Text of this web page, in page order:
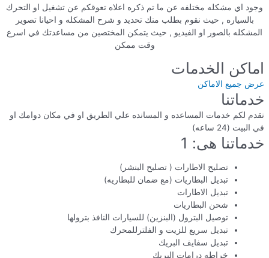
وجود اي مشكله مختلفه عن ما تم ذكره اعلاه تعوقكم عن تشغيل او التحرك
بالسياره , حيث نقوم بطلب منك تحديد و شرح المشكله و احيانا تصوير
المشكله بالصور او الفيديو , حيث يتمكن المختصين من مساعدتك في اسرع
وقت ممكن
اماكن الخدمات
عرض جميع الاماكن
خدماتنا
نقدم لكم خدمات المساعده و المسانده علي الطريق او في مكان دوامك او
في البيت (24 ساعه)
خدماتنا هى: 1
تصليح الاطارات ( تصليح البنشر)
تبديل البطاريات (مع ضمان للبطاريه)
تبديل الاطارات
شحن البطاريات
توصيل البترول (البنزين) للسيارات النافذ بترولها
تبديل سريع للزيت و الفلترللمحرك
تبديل سفايف البريك
خراطه درامات البريك